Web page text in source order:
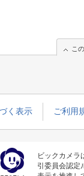
こ
く表示 ご利用
ビックカメラ
引委員会認定